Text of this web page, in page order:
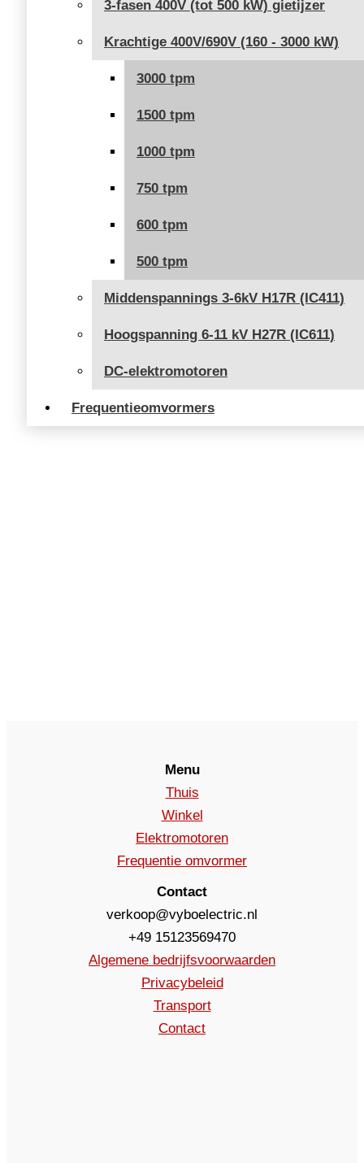
3-fasen 400V (tot 500 kW) gietijzer
Krachtige 400V/690V (160 - 3000 kW)
3000 tpm
1500 tpm
1000 tpm
750 tpm
600 tpm
500 tpm
Middenspannings 3-6kV H17R (IC411)
Hoogspanning 6-11 kV H27R (IC611)
DC-elektromotoren
Frequentieomvormers
Menu
Thuis
Winkel
Elektromotoren
Frequentie omvormer
Contact
verkoop@vyboelectric.nl
+49 15123569470
Algemene bedrijfsvoorwaarden
Privacybeleid
Transport
Contact